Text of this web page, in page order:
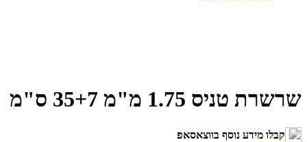
שרשרת טניס 1.75 מ"מ 35+7 ס"מ
קבלו מידע נוסף בווצאסאפ